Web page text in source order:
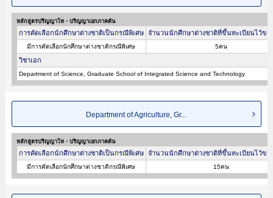
หลักสูตรปริญญาโท・ปริญญาเอกภาคต้น
การคัดเลือกนักศึกษาต่างชาติเป็นกรณีพิเศษ จำนวนนักศึกษาต่างชาติที่ขึ้นทะเบียนไว้ขอ
มีการคัดเลือกนักศึกษาต่างชาติกรณีพิเศษ 5คน
วิชาเอก
Department of Science, Graduate School of Integrated Science and Technology
Department of Agriculture, Gr...
หลักสูตรปริญญาโท・ปริญญาเอกภาคต้น
การคัดเลือกนักศึกษาต่างชาติเป็นกรณีพิเศษ จำนวนนักศึกษาต่างชาติที่ขึ้นทะเบียนไว้ขอ
มีการคัดเลือกนักศึกษาต่างชาติกรณีพิเศษ 15คน